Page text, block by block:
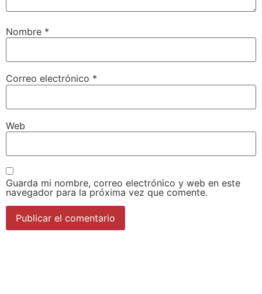
Nombre *
Correo electrónico *
Web
Guarda mi nombre, correo electrónico y web en este
navegador para la próxima vez que comente.